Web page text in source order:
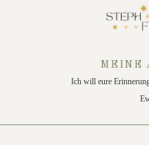
MEINE
Ich will eure